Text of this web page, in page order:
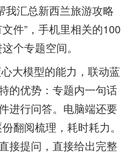
我汇总新西兰旅游攻略
件”，手机里相关的100
个专题空间。
模型的能力，联动蓝
的优势：专题内一句话
进行问答。电脑端还要
翻阅梳理，耗时耗力。
接提问，直接给出完整